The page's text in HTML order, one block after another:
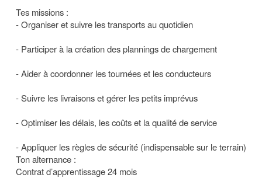
Tes missions :
-Organiser et suivre les transports au quotidien
- Participer à la création des plannings de chargement
- Aider à coordonner les tournées et les conducteurs
- Suivre les livraisons et gérer les petits imprévus
- Optimiser les délais, les coûts et la qualité de service
- Appliquer les règles de sécurité (indispensable sur le terrain)
Ton alternance :
Contrat d’apprentissage 24 mois